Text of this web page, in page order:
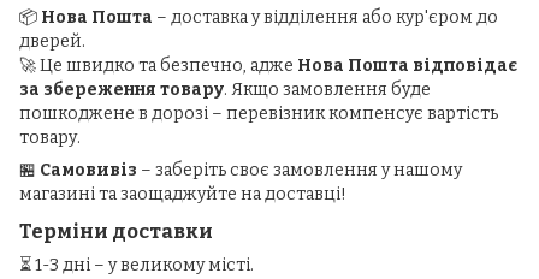
📦 Нова Пошта – доставка у відділення або кур'єром до
дверей.
🚀 Це швидко та безпечно, адже Нова Пошта відповідає
за збереження товару. Якщо замовлення буде
пошкоджене в дорозі – перевізник компенсує вартість
товару.
🏪 Самовивіз – заберіть своє замовлення у нашому
магазині та заощаджуйте на доставці!
Терміни доставки
⏳ 1-3 дні – у великому місті.